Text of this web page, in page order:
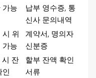
가능
납부 영수증, 통
신사 문의내역
위
가능
계약서, 명의자
신분증
시 잔
인
할부 잔액 확인
서류